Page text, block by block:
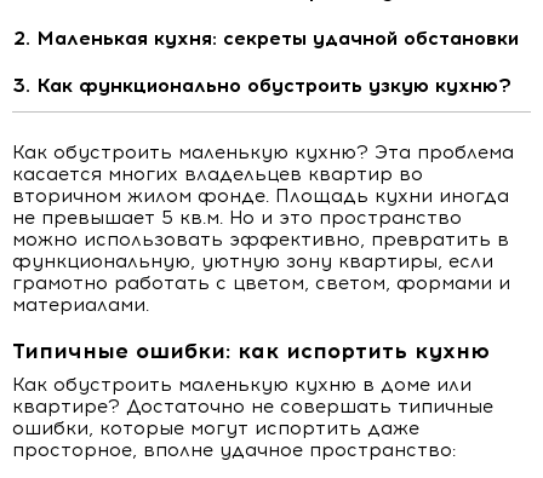
Маленькая кухня: секреты удачной обстановки
Как функционально обустроить узкую кухню?
Как обустроить маленькую кухню? Эта проблема
касается многих владельцев квартир во
вторичном жилом фонде. Площадь кухни иногда
не превышает 5 кв.м. Но и это пространство
можно использовать эффективно, превратить в
функциональную, уютную зону квартиры, если
грамотно работать с цветом, светом, формами и
материалами.
Типичные ошибки: как испортить кухню
Как обустроить маленькую кухню в доме или
квартире? Достаточно не совершать типичные
ошибки, которые могут испортить даже
просторное, вполне удачное пространство: